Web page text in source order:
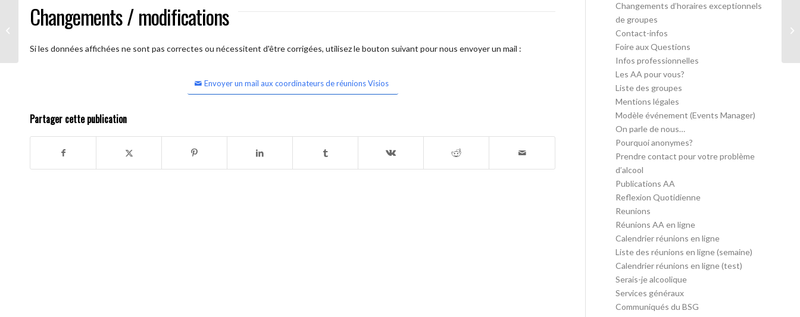
Changements / modifications
Si les données affichées ne sont pas correctes ou nécessitent d'être corrigées, utilisez le bouton suivant pour nous envoyer un mail :
Envoyer un mail aux coordinateurs de réunions Visios
Partager cette publication
Changements d’horaires exceptionnels
de groupes
Contact-infos
Foire aux Questions
Infos professionnelles
Les AA pour vous?
Liste des groupes
Mentions légales
Modèle événement (Events Manager)
On parle de nous…
Pourquoi anonymes?
Prendre contact pour votre problème
d’alcool
Publications AA
Reflexion Quotidienne
Reunions
Réunions AA en ligne
Calendrier réunions en ligne
Liste des réunions en ligne (semaine)
Calendrier réunions en ligne (test)
Serais-je alcoolique
Services généraux
Communiqués du BSG
AA Humilité ( Atelier: “Étapes,